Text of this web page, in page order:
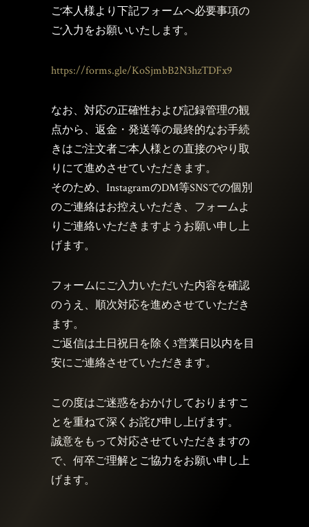
ご本人様より下記フォームへ必要事項の
ご入力をお願いいたします。
https://forms.gle/KoSjmbB2N3hzTDFx9
なお、対応の正確性および記録管理の観
点から、返金・発送等の最終的なお手続
きはご注文者ご本人様との直接のやり取
りにて進めさせていただきます。
そのため、InstagramのDM等SNSでの個別
のご連絡はお控えいただき、フォームよ
りご連絡いただきますようお願い申し上
げます。
フォームにご入力いただいた内容を確認
のうえ、順次対応を進めさせていただき
ます。
ご返信は土日祝日を除く3営業日以内を目
安にご連絡させていただきます。
この度はご迷惑をおかけしておりますこ
とを重ねて深くお詫び申し上げます。
誠意をもって対応させていただきますの
で、何卒ご理解とご協力をお願い申し上
げます。